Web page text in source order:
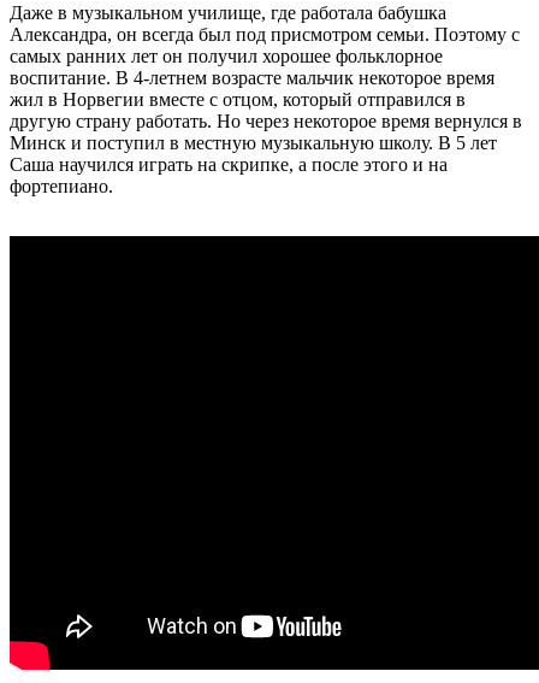
Даже в музыкальном училище, где работала бабушка
Александра, он всегда был под присмотром семьи. Поэтому с
самых ранних лет он получил хорошее фольклорное
воспитание. В 4-летнем возрасте мальчик некоторое время
жил в Норвегии вместе с отцом, который отправился в
другую страну работать. Но через некоторое время вернулся в
Минск и поступил в местную музыкальную школу. В 5 лет
Саша научился играть на скрипке, а после этого и на
фортепиано.